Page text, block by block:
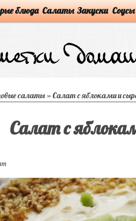
блюда Салаты Закуски Соусы
салаты» Салат с яблоками и
Салат с